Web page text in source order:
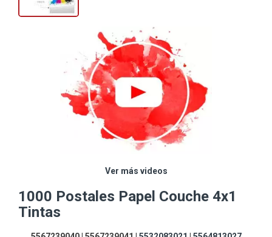
Ver más videos
1000 Postales Papel Couche 4x1
Tintas